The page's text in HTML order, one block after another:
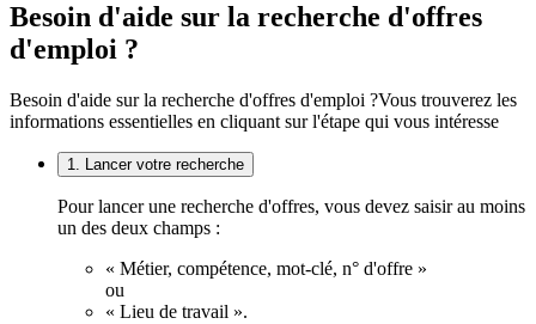
Besoin d'aide sur la recherche d'offres
d'emploi ?
Besoin d'aide sur la recherche d'offres d'emploi ?Vous trouverez les
informations essentielles en cliquant sur l'étape qui vous intéresse
1. Lancer votre recherche
Pour lancer une recherche d'offres, vous devez saisir au moins
un des deux champs :
« Métier, compétence, mot-clé, n° d'offre »
ou
« Lieu de travail ».